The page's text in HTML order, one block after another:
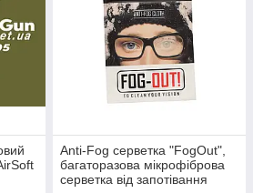
Anti-Fog серветка "FogOut",
багаторазова мікрофіброва
серветка від запотівання